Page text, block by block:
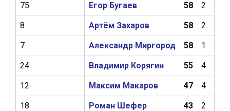
Егор Бугаев 58 2
Артём Захаров 58 2
Александр Миргород 58 1
Владимир Корягин 55 4
Максим Макаров 47 4
Роман Шефер 43 2
75
8
7
24
12
18